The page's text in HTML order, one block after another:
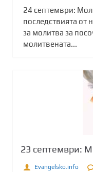
24 септември:
последствията от
за молитва за
молитвената...
23 септември:
Evangelsko.info